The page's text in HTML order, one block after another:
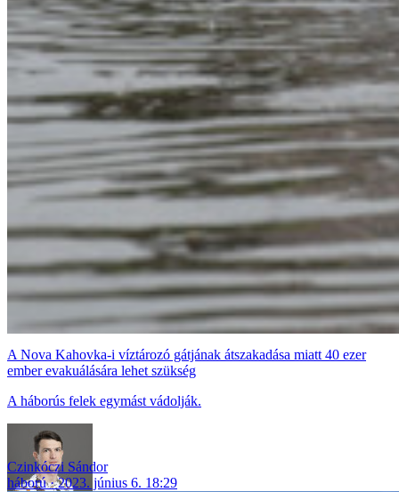
A Nova Kahovka-i víztározó gátjának átszakadása miatt 40 ezer
ember evakuálására lehet szükség
A háborús felek egymást vádolják.
Czinkóczi Sándor
háború
2023. június 6. 18:29